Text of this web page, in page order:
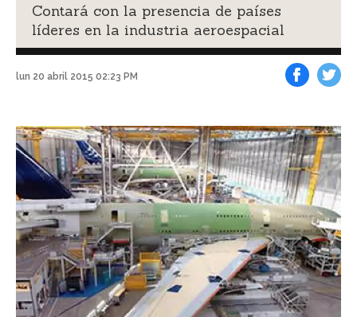
Contará con la presencia de países
líderes en la industria aeroespacial
lun 20 abril 2015 02:23 PM